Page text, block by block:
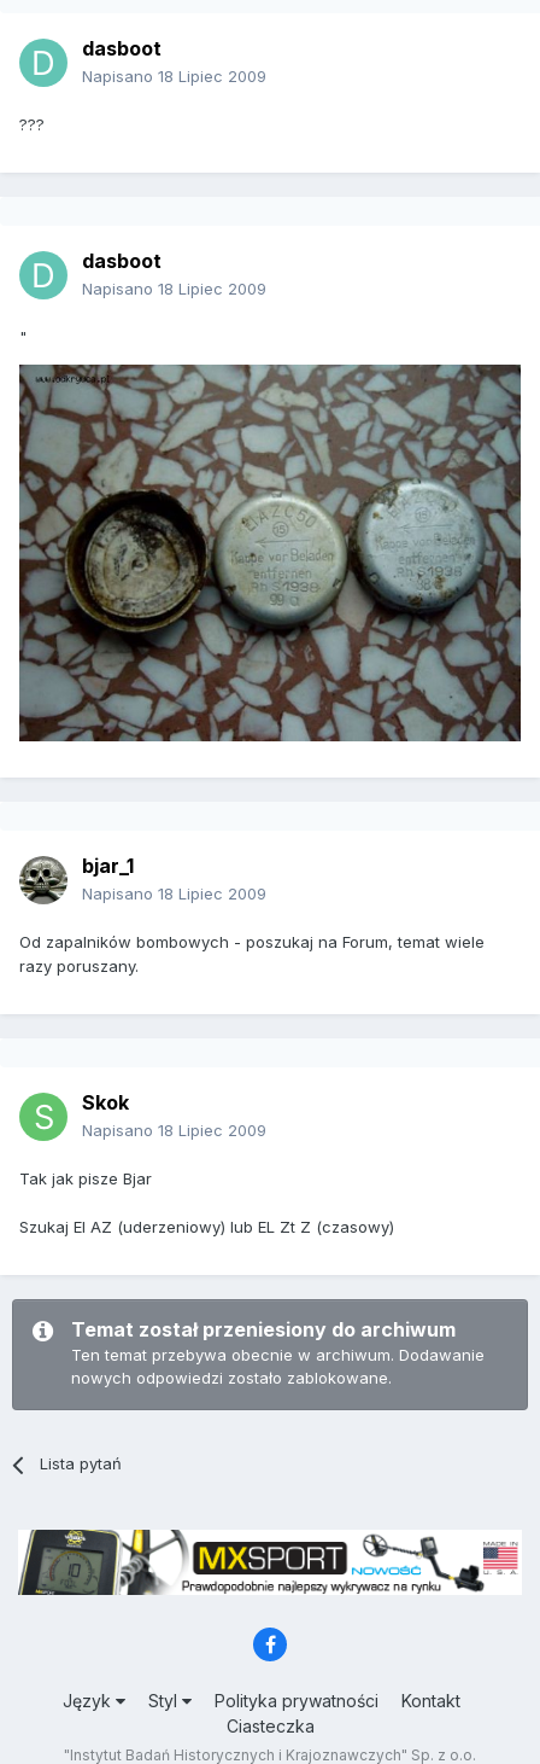
dasboot
Napisano 18 Lipiec 2009
???
dasboot
Napisano 18 Lipiec 2009
"
bjar_1
Napisano 18 Lipiec 2009
Od zapalników bombowych - poszukaj na Forum, temat wiele
razy poruszany.
Skok
Napisano 18 Lipiec 2009
Tak jak pisze Bjar
Szukaj El AZ (uderzeniowy) lub EL Zt Z (czasowy)
Temat został przeniesiony do archiwum
Ten temat przebywa obecnie w archiwum. Dodawanie
nowych odpowiedzi zostało zablokowane.
Lista pytań
Język Styl Polityka prywatności
Kontakt
Ciasteczka
"Instytut Badań Historycznych i Krajoznawczych" Sp. z o.o.